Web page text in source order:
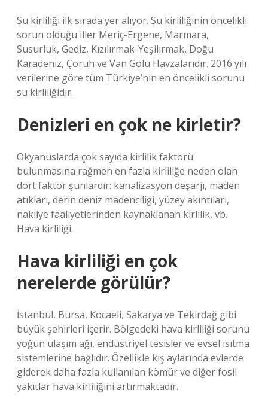
Su kirliliği ilk sırada yer alıyor. Su kirliliğinin öncelikli
sorun olduğu iller Meriç-Ergene, Marmara,
Susurluk, Gediz, Kızılırmak-Yeşilırmak, Doğu
Karadeniz, Çoruh ve Van Gölü Havzalarıdır. 2016 yılı
verilerine göre tüm Türkiye’nin en öncelikli sorunu
su kirliliğidir.
Denizleri en çok ne kirletir?
Okyanuslarda çok sayıda kirlilik faktörü
bulunmasına rağmen en fazla kirliliğe neden olan
dört faktör şunlardır: kanalizasyon deşarjı, maden
atıkları, derin deniz madenciliği, yüzey akıntıları,
nakliye faaliyetlerinden kaynaklanan kirlilik, vb.
Hava kirliliği.
Hava kirliliği en çok
nerelerde görülür?
İstanbul, Bursa, Kocaeli, Sakarya ve Tekirdağ gibi
büyük şehirleri içerir. Bölgedeki hava kirliliği sorunu
yoğun ulaşım ağı, endüstriyel tesisler ve evsel ısıtma
sistemlerine bağlıdır. Özellikle kış aylarında evlerde
giderek daha fazla kullanılan kömür ve diğer fosil
yakıtlar hava kirliliğini artırmaktadır.